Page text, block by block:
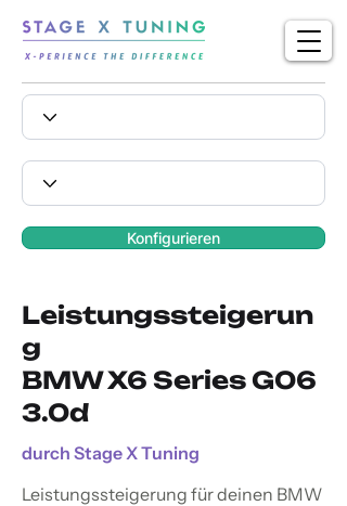
Konfigurieren
Leistungssteigerun
g
BMW X6 Series G06
3.0d
durch Stage X Tuning
Leistungssteigerung für deinen BMW